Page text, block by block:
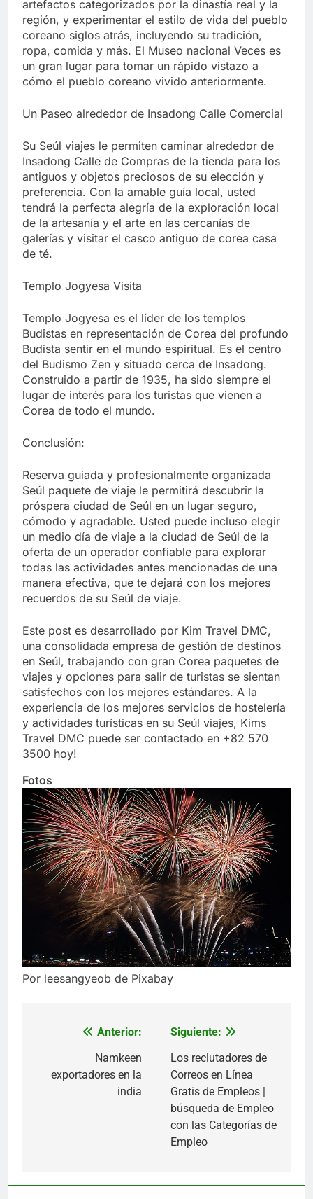
artefactos categorizados por la dinastía real y la
región, y experimentar el estilo de vida del pueblo
coreano siglos atrás, incluyendo su tradición,
ropa, comida y más. El Museo nacional Veces es
un gran lugar para tomar un rápido vistazo a
cómo el pueblo coreano vivido anteriormente.
Un Paseo alrededor de Insadong Calle Comercial
Su Seúl viajes le permiten caminar alrededor de
Insadong Calle de Compras de la tienda para los
antiguos y objetos preciosos de su elección y
preferencia. Con la amable guía local, usted
tendrá la perfecta alegría de la exploración local
de la artesanía y el arte en las cercanías de
galerías y visitar el casco antiguo de corea casa
de té.
Templo Jogyesa Visita
Templo Jogyesa es el líder de los templos
Budistas en representación de Corea del profundo
Budista sentir en el mundo espiritual. Es el centro
del Budismo Zen y situado cerca de Insadong.
Construido a partir de 1935, ha sido siempre el
lugar de interés para los turistas que vienen a
Corea de todo el mundo.
Conclusión:
Reserva guiada y profesionalmente organizada
Seúl paquete de viaje le permitirá descubrir la
próspera ciudad de Seúl en un lugar seguro,
cómodo y agradable. Usted puede incluso elegir
un medio día de viaje a la ciudad de Seúl de la
oferta de un operador confiable para explorar
todas las actividades antes mencionadas de una
manera efectiva, que te dejará con los mejores
recuerdos de su Seúl de viaje.
Este post es desarrollado por Kim Travel DMC,
una consolidada empresa de gestión de destinos
en Seúl, trabajando con gran Corea paquetes de
viajes y opciones para salir de turistas se sientan
satisfechos con los mejores estándares. A la
experiencia de los mejores servicios de hostelería
y actividades turísticas en su Seúl viajes, Kims
Travel DMC puede ser contactado en +82 570
3500 hoy!
Fotos
Por leesangyeob de Pixabay
Navegación
entradas
Anterior:
Namkeen
exportadores en la
india
Siguiente:
Los reclutadores de
Correos en Línea
Gratis de Empleos |
búsqueda de Empleo
con las Categorías de
Empleo